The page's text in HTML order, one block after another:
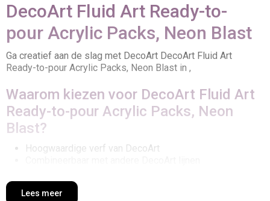
DecoArt Fluid Art Ready-to-
pour Acrylic Packs, Neon Blast
Ga creatief aan de slag met DecoArt DecoArt Fluid Art
Ready-to-pour Acrylic Packs, Neon Blast in ,
Waarom kiezen voor DecoArt Fluid Art
Ready-to-pour Acrylic Packs, Neon
Blast?
Hoogwaardige verf van DecoArt
Goede dekking en eenvoudig in gebruik
Lees meer